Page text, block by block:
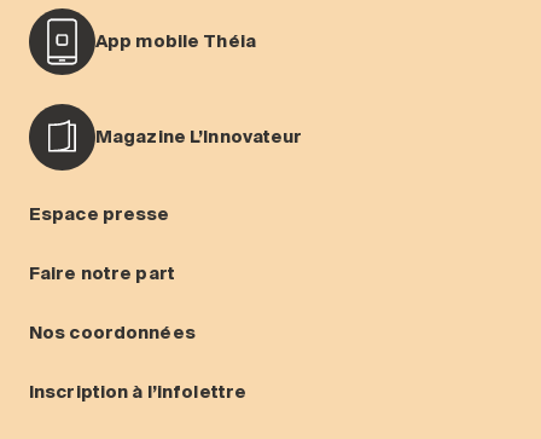
App mobile Théia
Magazine L’Innovateur
Espace presse
Faire notre part
Nos coordonnées
Inscription à l’infolettre